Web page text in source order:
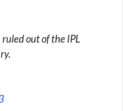
out of the IPL